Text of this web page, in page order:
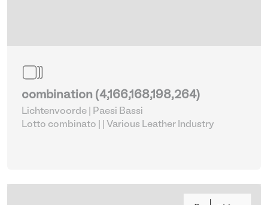
combination (4,166,168,198,264)
Lichtenvoorde | Paesi Bassi
Lotto combinato |
| Various Leather Industry